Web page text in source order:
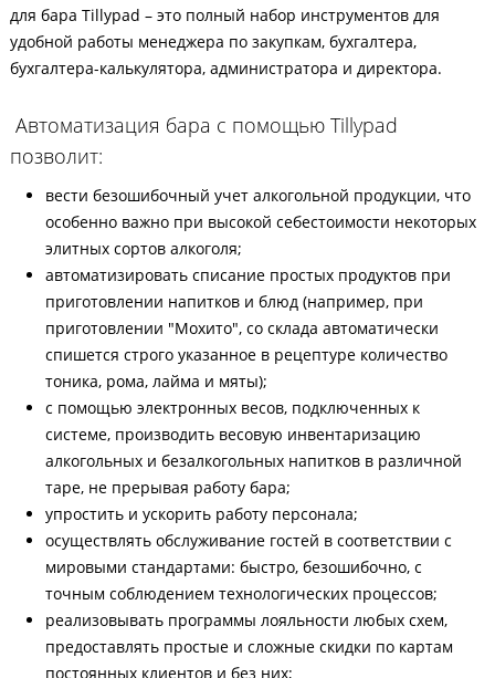
для бара Tillypad – это полный набор инструментов для
удобной работы менеджера по закупкам, бухгалтера,
бухгалтера-калькулятора, администратора и директора.
Автоматизация бара с помощью Tillypad
позволит:
вести безошибочный учет алкогольной продукции, что
особенно важно при высокой себестоимости некоторых
элитных сортов алкоголя;
автоматизировать списание простых продуктов при
приготовлении напитков и блюд (например, при
приготовлении "Мохито", со склада автоматически
спишется строго указанное в рецептуре количество
тоника, рома, лайма и мяты);
с помощью электронных весов, подключенных к
системе, производить весовую инвентаризацию
алкогольных и безалкогольных напитков в различной
таре, не прерывая работу бара;
упростить и ускорить работу персонала;
осуществлять обслуживание гостей в соответствии с
мировыми стандартами: быстро, безошибочно, с
точным соблюдением технологических процессов;
реализовывать программы лояльности любых схем,
предоставлять простые и сложные скидки по картам
постоянных клиентов и без них;